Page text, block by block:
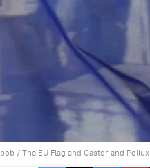
bob / The EU Flag and Castor and Pollux